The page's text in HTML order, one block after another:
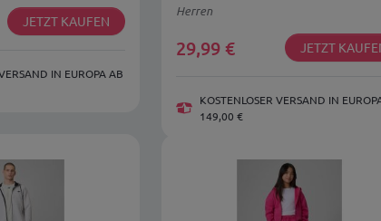
JETZT KAUFEN
IN EUROPA AB
Herren
29,99 € JETZT
KOSTENLOSER VERSAND IN
149,00 €